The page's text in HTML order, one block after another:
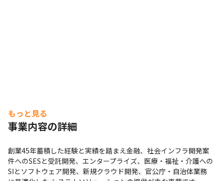
もっと見る
事業内容の詳細
創業45年蓄積した経験と実績を踏まえ金融、社会インフラ開発案
件へのSESと受託開発、エンタープライズ、医療・福祉・介護への
SIとソフトウェア開発、新規クラウド開発、官公庁・自治体業務